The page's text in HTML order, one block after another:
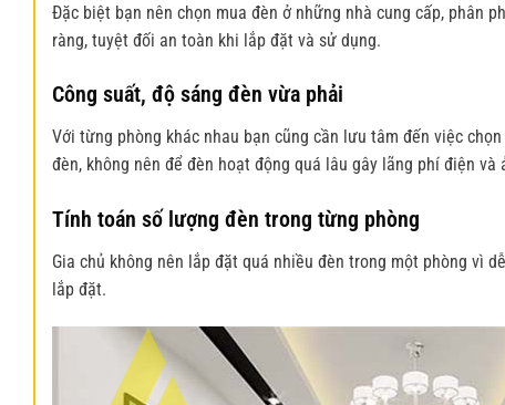
Đặc biệt bạn nên chọn mua đèn ở những nhà cung cấp, phân
ràng, tuyệt đối an toàn khi lắp đặt và sử dụng.
Công suất, độ sáng đèn vừa phải
Với từng phòng khác nhau bạn cũng cần lưu tâm đến việc
đèn, không nên để đèn hoạt động quá lâu gây lãng phí điện
Tính toán số lượng đèn trong từng phòng
Gia chủ không nên lắp đặt quá nhiều đèn trong một phòng vì
lắp đặt.